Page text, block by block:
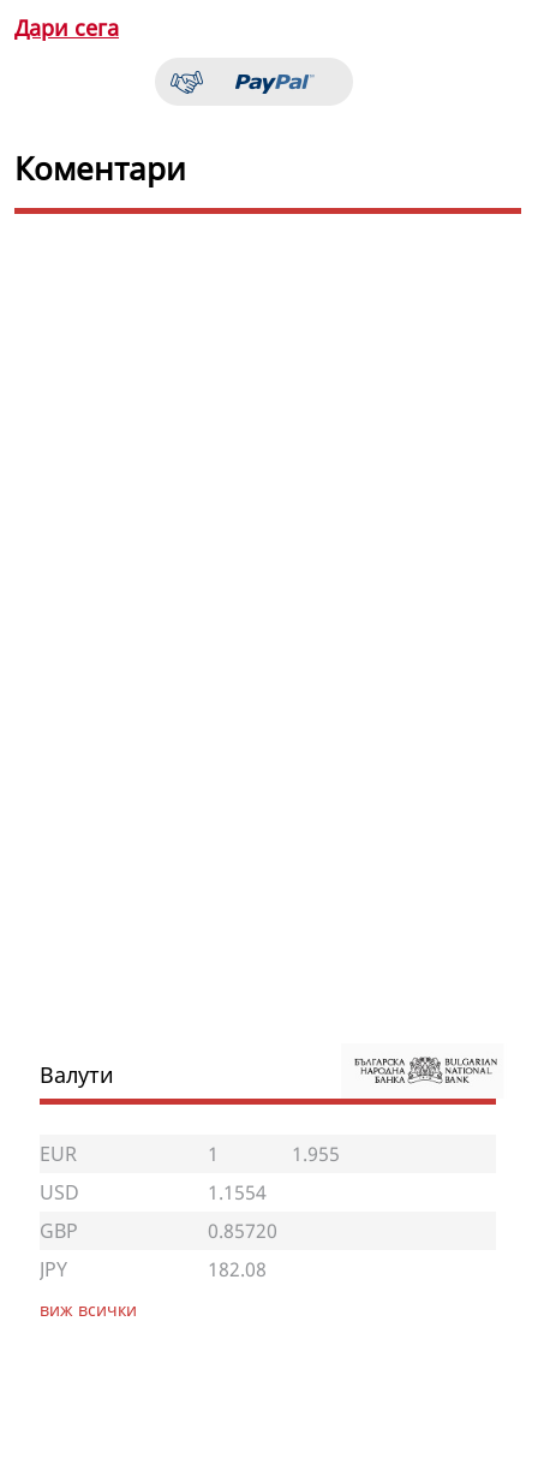
Дари сега
Коментари
Валути
EUR 1
1.955
USD
1.1554
GBP
0.85720
JPY
182.08
виж всички